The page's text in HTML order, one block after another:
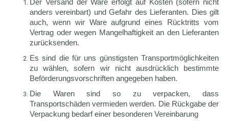
Der Versand der Ware erfolgt auf Kosten (sofern nicht
anders vereinbart) und Gefahr des Lieferanten. Dies gilt
auch, wenn wir Ware aufgrund eines Rücktritts vom
Vertrag oder wegen Mangelhaftigkeit an den Lieferanten
zurücksenden.
Es sind die für uns günstigsten Transportmöglichkeiten
zu wählen, sofern wir nicht ausdrücklich bestimmte
Beförderungsvorschriften angegeben haben.
Die Waren sind so zu verpacken, dass
Transportschäden vermieden werden. Die Rückgabe der
Verpackung bedarf einer besonderen Vereinbarung